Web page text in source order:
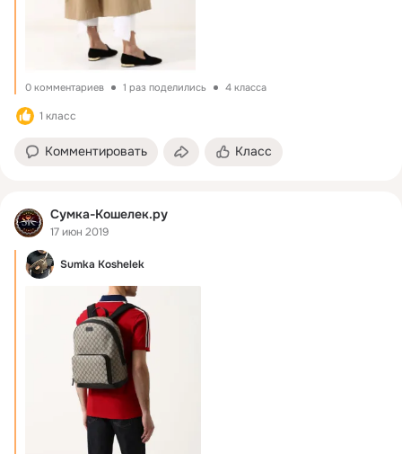
0 комментариев 1 раз поделились 4 класса
1 класс
Комментировать Класс
Сумка-Кошелек.ру
17 июн 2019
Sumka Koshelek